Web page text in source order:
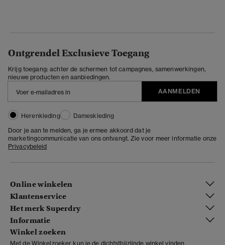
Ontgrendel Exclusieve Toegang
Krijg toegang: achter de schermen tot campagnes, samenwerkingen,
nieuwe producten en aanbiedingen.
AANMELDEN
Herenkleding
Dameskleding
Door je aan te melden, ga je ermee akkoord dat je
marketingcommunicatie van ons ontvangt. Zie voor meer informatie onze
Privacybeleid
Online winkelen
Klantenservice
Het merk Superdry
Informatie
Winkel zoeken
Met de Winkelzoeker kun je de dichtstbijzijnde winkel vinden.